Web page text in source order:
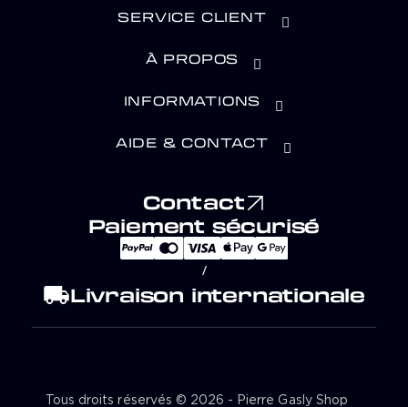
SERVICE CLIENT
À PROPOS
INFORMATIONS
AIDE & CONTACT
Contact
Paiement sécurisé
/
local_shippingLivraison internationale
Tous droits réservés © 2026 - Pierre Gasly Shop